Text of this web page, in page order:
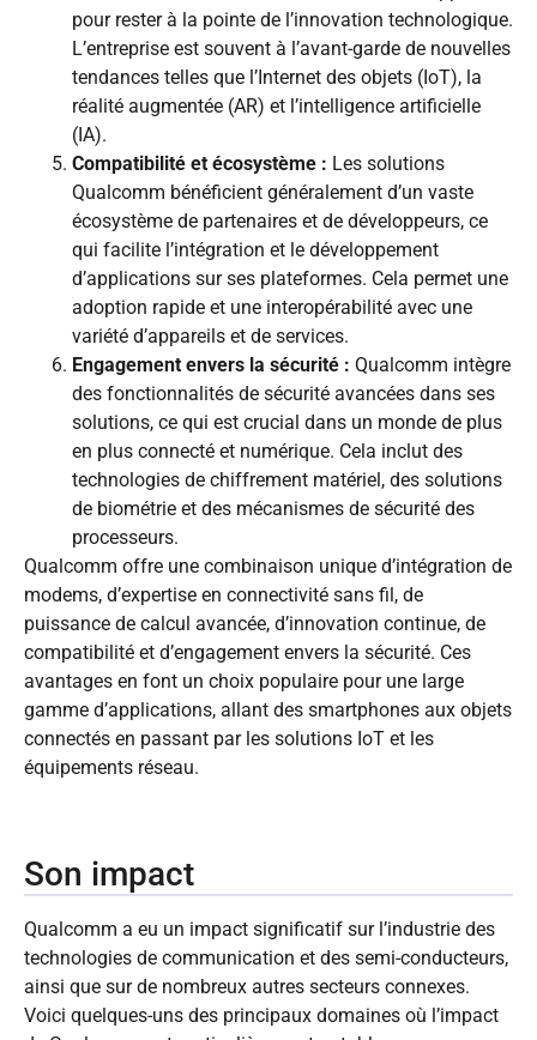
pour rester à la pointe de l’innovation technologique.
L’entreprise est souvent à l’avant-garde de nouvelles
tendances telles que l’Internet des objets (IoT), la
réalité augmentée (AR) et l’intelligence artificielle
(IA).
Compatibilité et écosystème : Les solutions
Qualcomm bénéficient généralement d’un vaste
écosystème de partenaires et de développeurs, ce
qui facilite l’intégration et le développement
d’applications sur ses plateformes. Cela permet une
adoption rapide et une interopérabilité avec une
variété d’appareils et de services.
Engagement envers la sécurité : Qualcomm intègre
des fonctionnalités de sécurité avancées dans ses
solutions, ce qui est crucial dans un monde de plus
en plus connecté et numérique. Cela inclut des
technologies de chiffrement matériel, des solutions
de biométrie et des mécanismes de sécurité des
processeurs.
Qualcomm offre une combinaison unique d’intégration de
modems, d’expertise en connectivité sans fil, de
puissance de calcul avancée, d’innovation continue, de
compatibilité et d’engagement envers la sécurité. Ces
avantages en font un choix populaire pour une large
gamme d’applications, allant des smartphones aux objets
connectés en passant par les solutions IoT et les
équipements réseau.
Son impact
Qualcomm a eu un impact significatif sur l’industrie des
technologies de communication et des semi-conducteurs,
ainsi que sur de nombreux autres secteurs connexes.
Voici quelques-uns des principaux domaines où l’impact